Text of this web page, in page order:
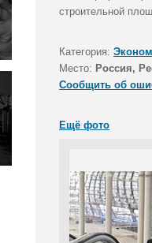
строительной
Категория:
Место: Россия,
Сообщить об
Ещё фото